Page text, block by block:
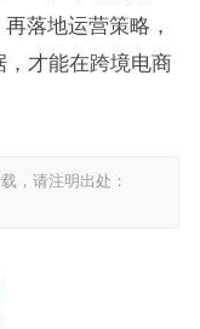
落地运营策略，
才能在跨境电商
，请注明出处：